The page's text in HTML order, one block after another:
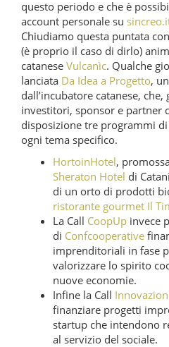
questo periodo e che è
account personale su
Chiudiamo questa puntata con
(è proprio il caso di dirlo)
catanese Vulcanìc. Qualche
lanciata Da Idea a Progetto,
dall’incubatore catanese,
investitori, sponsor e partner
disposizione tre programmi
ogni tema specifico.
HortoinHotel,
Sheraton Hotel di
di un orto di prodotti
ristorante gourmet Il
La Call CoopUp invece
di Confcooperative
imprenditoriali in fase
valorizzare lo spirito
nuove economie.
Infine la Call
finanziare progetti
startup che intendono
al servizio del sociale.